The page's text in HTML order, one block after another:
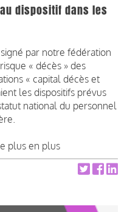
dispositif dans les
par notre fédération
« décès » des
« capital décès et
les dispositifs prévus
national du personnel
plus en plus